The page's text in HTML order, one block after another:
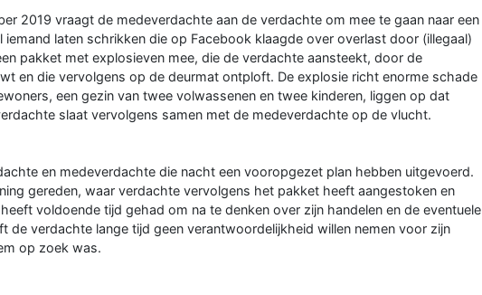
2019 vraagt de medeverdachte aan de verdachte om mee te gaan naar een
laten schrikken die op Facebook klaagde over overlast door (illegaal)
pakket met explosieven mee, die de verdachte aansteekt, door de
en die vervolgens op de deurmat ontploft. De explosie richt enorme schade
een gezin van twee volwassenen en twee kinderen, liggen op dat
slaat vervolgens samen met de medeverdachte op de vlucht.
en medeverdachte die nacht een vooropgezet plan hebben uitgevoerd.
gereden, waar verdachte vervolgens het pakket heeft aangestoken en
voldoende tijd gehad om na te denken over zijn handelen en de eventuele
de verdachte lange tijd geen verantwoordelijkheid willen nemen voor zijn
op zoek was.